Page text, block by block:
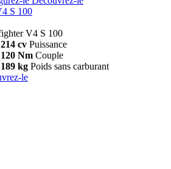
S 100
V4 S 100
214 cv Puissance
120 Nm Couple
189 kg Poids sans carburant
le